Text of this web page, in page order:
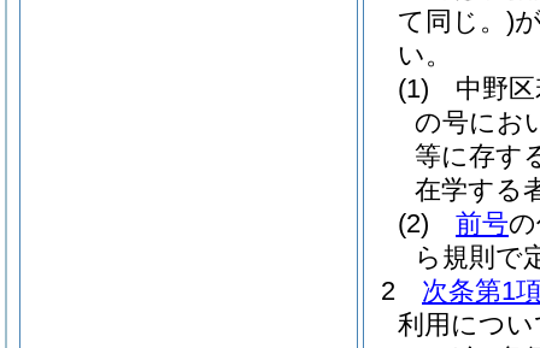
て同じ。)
い。
(1)
中野
の号にお
等に存す
在学する
(2)
前号
ら規則で
2
次条第1
利用につ